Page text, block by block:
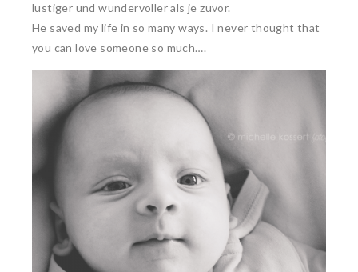
lustiger und wundervoller als je zuvor.
He saved my life in so many ways. I never thought that
you can love someone so much….